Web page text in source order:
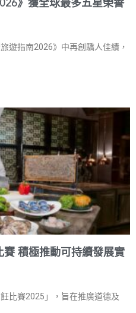
》獲全球最多五星榮譽
遊指南2026》中再創驕人佳績，
積極推動可持續發展實
比賽2025」，旨在推廣道德及